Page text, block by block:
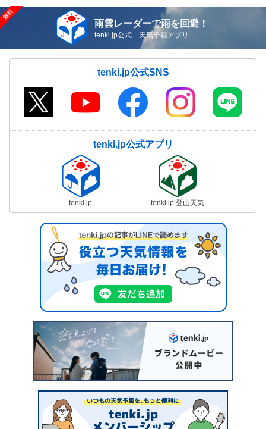
雨雲レーダーで雨を回避！
tenki.jp公式 天気予報アプリ
tenki.jp公式SNS
tenki.jp公式アプリ
tenki.jp tenki.jp 登山天気